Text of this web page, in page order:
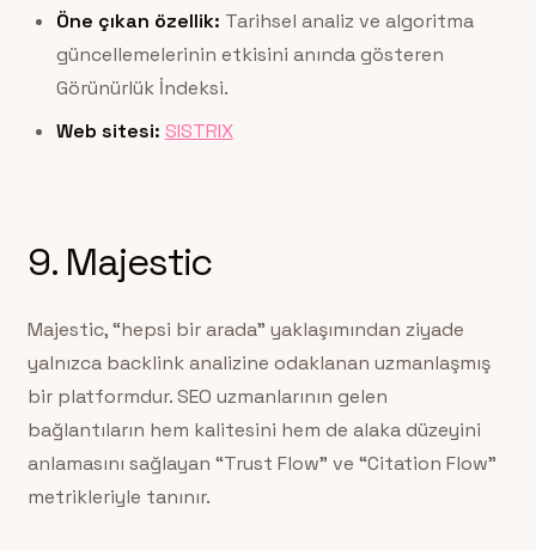
Öne çıkan özellik: Tarihsel analiz ve algoritma
güncellemelerinin etkisini anında gösteren
Görünürlük İndeksi.
Web sitesi: SISTRIX
9. Majestic
Majestic, “hepsi bir arada” yaklaşımından ziyade
yalnızca backlink analizine odaklanan uzmanlaşmış
bir platformdur. SEO uzmanlarının gelen
bağlantıların hem kalitesini hem de alaka düzeyini
anlamasını sağlayan “Trust Flow” ve “Citation Flow”
metrikleriyle tanınır.